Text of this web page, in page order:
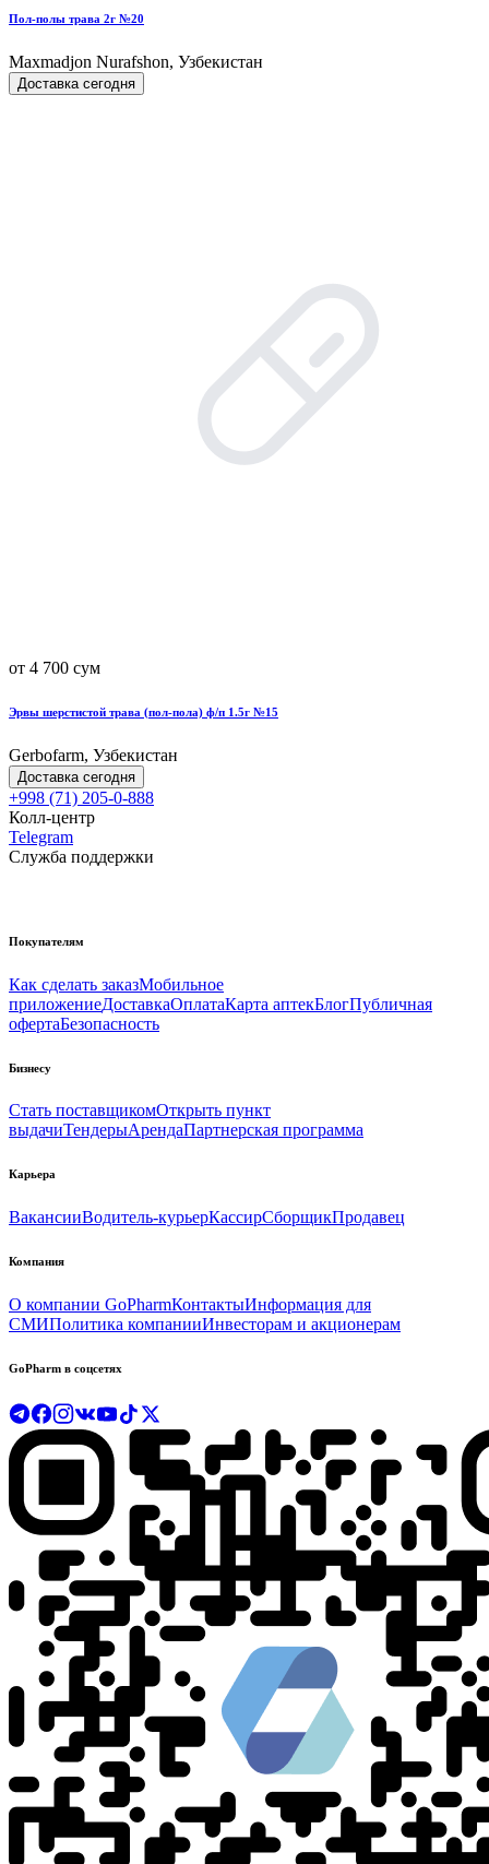
Пол-полы трава 2г №20
Maxmadjon Nurafshon, Узбекистан
Доставка сегодня
от 4 700 сум
Эрвы шерстистой трава (пол-пола) ф/п 1.5г №15
Gerbofarm, Узбекистан
Доставка сегодня
+998 (71) 205-0-888
Колл-центр
Telegram
Служба поддержки
Покупателям
Как сделать заказМобильное
приложениеДоставкаОплатаКарта аптекБлогПубличная
офертаБезопасность
Бизнесу
Стать поставщикомОткрыть пункт
выдачиТендерыАрендаПартнерская программа
Карьера
ВакансииВодитель-курьерКассирСборщикПродавец
Компания
О компании GoPharmКонтактыИнформация для
СМИПолитика компанииИнвесторам и акционерам
GoPharm в соцсетях